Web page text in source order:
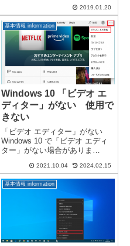
トへの会員ログイン・ルーター
設定へのログインパスワード管
理は重要になりますが、「簡単
な覚えやすいパ...
2019.01.20
基本情報 information
Windows 10 「ビデオ エ
ディター」がない 使用で
きない
「ビデオ エディター」がない
Windows 10 で「ビデオ エディ
ター」がない場合がありま
ーに表示されます。スタートメ
ニュー 「フォト」 と 「ビデオ
エディター」・アプリ
「Microsoft フォト」のメニュ...
2021.10.04 2024.02.15
基本情報 information